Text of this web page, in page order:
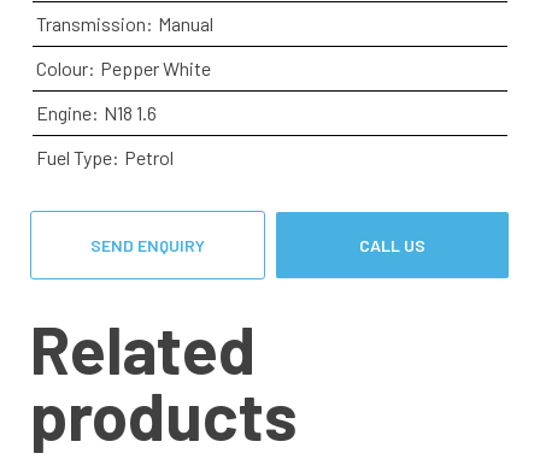
Transmission: Manual
Colour: Pepper White
Engine: N18 1.6
Fuel Type: Petrol
SEND ENQUIRY CALL US
Related
products